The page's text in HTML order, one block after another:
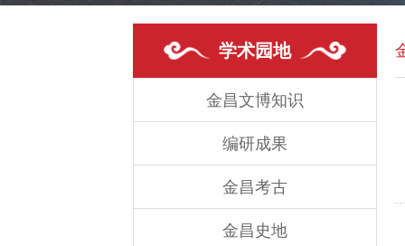
学术园地
金昌文博知识
编研成果
金昌考古
金昌史地